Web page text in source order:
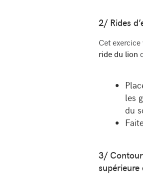
2/ Rides
Cet exercice
ride du lion
les
du
3/
supérieure